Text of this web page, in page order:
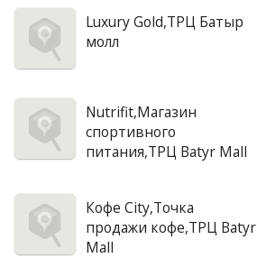
Luxury Gold,ТРЦ Батыр
молл
Nutrifit,Магазин
спортивного
питания,ТРЦ Batyr Mall
Кофе City,Точка
продажи кофе,ТРЦ Batyr
Mall